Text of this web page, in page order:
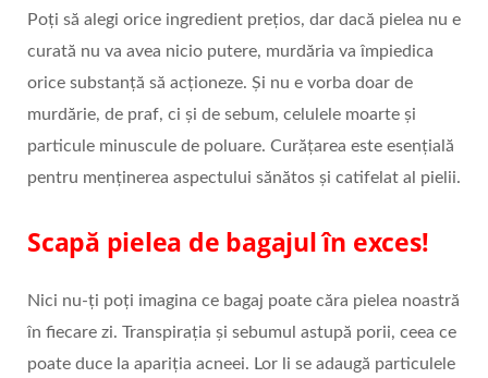
Poți să alegi orice ingredient prețios, dar dacă pielea nu e
curată nu va avea nicio putere, murdăria va împiedica
orice substanță să acționeze. Și nu e vorba doar de
murdărie, de praf, ci și de sebum, celulele moarte și
particule minuscule de poluare. Curățarea este esențială
pentru menținerea aspectului sănătos și catifelat al pielii.
Scapă pielea de bagajul în exces!
Nici nu-ți poți imagina ce bagaj poate căra pielea noastră
în fiecare zi. Transpirația și sebumul astupă porii, ceea ce
poate duce la apariția acneei. Lor li se adaugă particulele